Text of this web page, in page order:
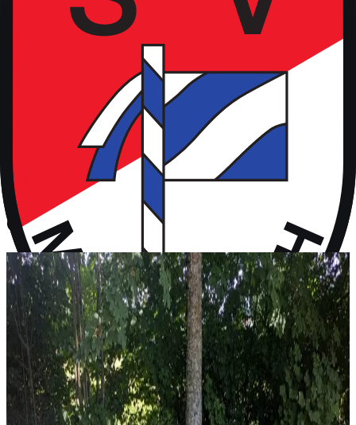
Kunstrasen
vor 10 Monaten
Aktuelles
Neuigkeiten aus dem Vereinsleben und kommende Termine
News
28. Juli 2026
F-Jugend holt Platz 2 beim Turnier in Wall
Vier Gruppensiege ohne Gegentor und ein 2:0 im Halbfinale – erst
im Finale wird unsere F-Jugend gestoppt: P...